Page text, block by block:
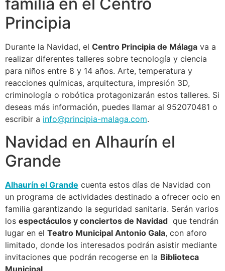
Principia
Durante la Navidad, el Centro Principia de Málaga va a
realizar diferentes talleres sobre tecnología y ciencia
para niños entre 8 y 14 años. Arte, temperatura y
reacciones químicas, arquitectura, impresión 3D,
criminología o robótica protagonizarán estos talleres. Si
deseas más información, puedes llamar al 952070481 o
escribir a info@principia-malaga.com.
Navidad en Alhaurín el
Grande
Alhaurín el Grande cuenta estos días de Navidad con
un programa de actividades destinado a ofrecer ocio en
familia garantizando la seguridad sanitaria. Serán varios
los espectáculos y conciertos de Navidad que tendrán
lugar en el Teatro Municipal Antonio Gala, con aforo
limitado, donde los interesados podrán asistir mediante
invitaciones que podrán recogerse en la Biblioteca
Municipal.